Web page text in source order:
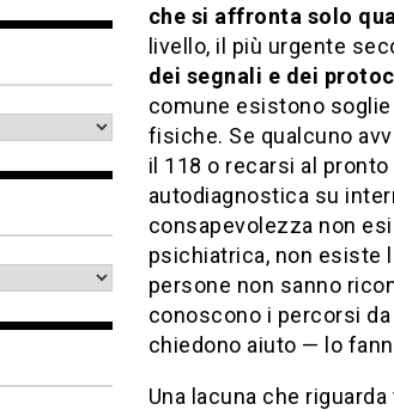
che si affronta solo
livello, il più urgente
dei segnali e dei
comune esistono
fisiche. Se qualcuno
il 118 o recarsi al
autodiagnostica su
consapevolezza non
psichiatrica, non esiste
persone non sanno
conoscono i percorsi
chiedono aiuto — lo
Una lacuna che